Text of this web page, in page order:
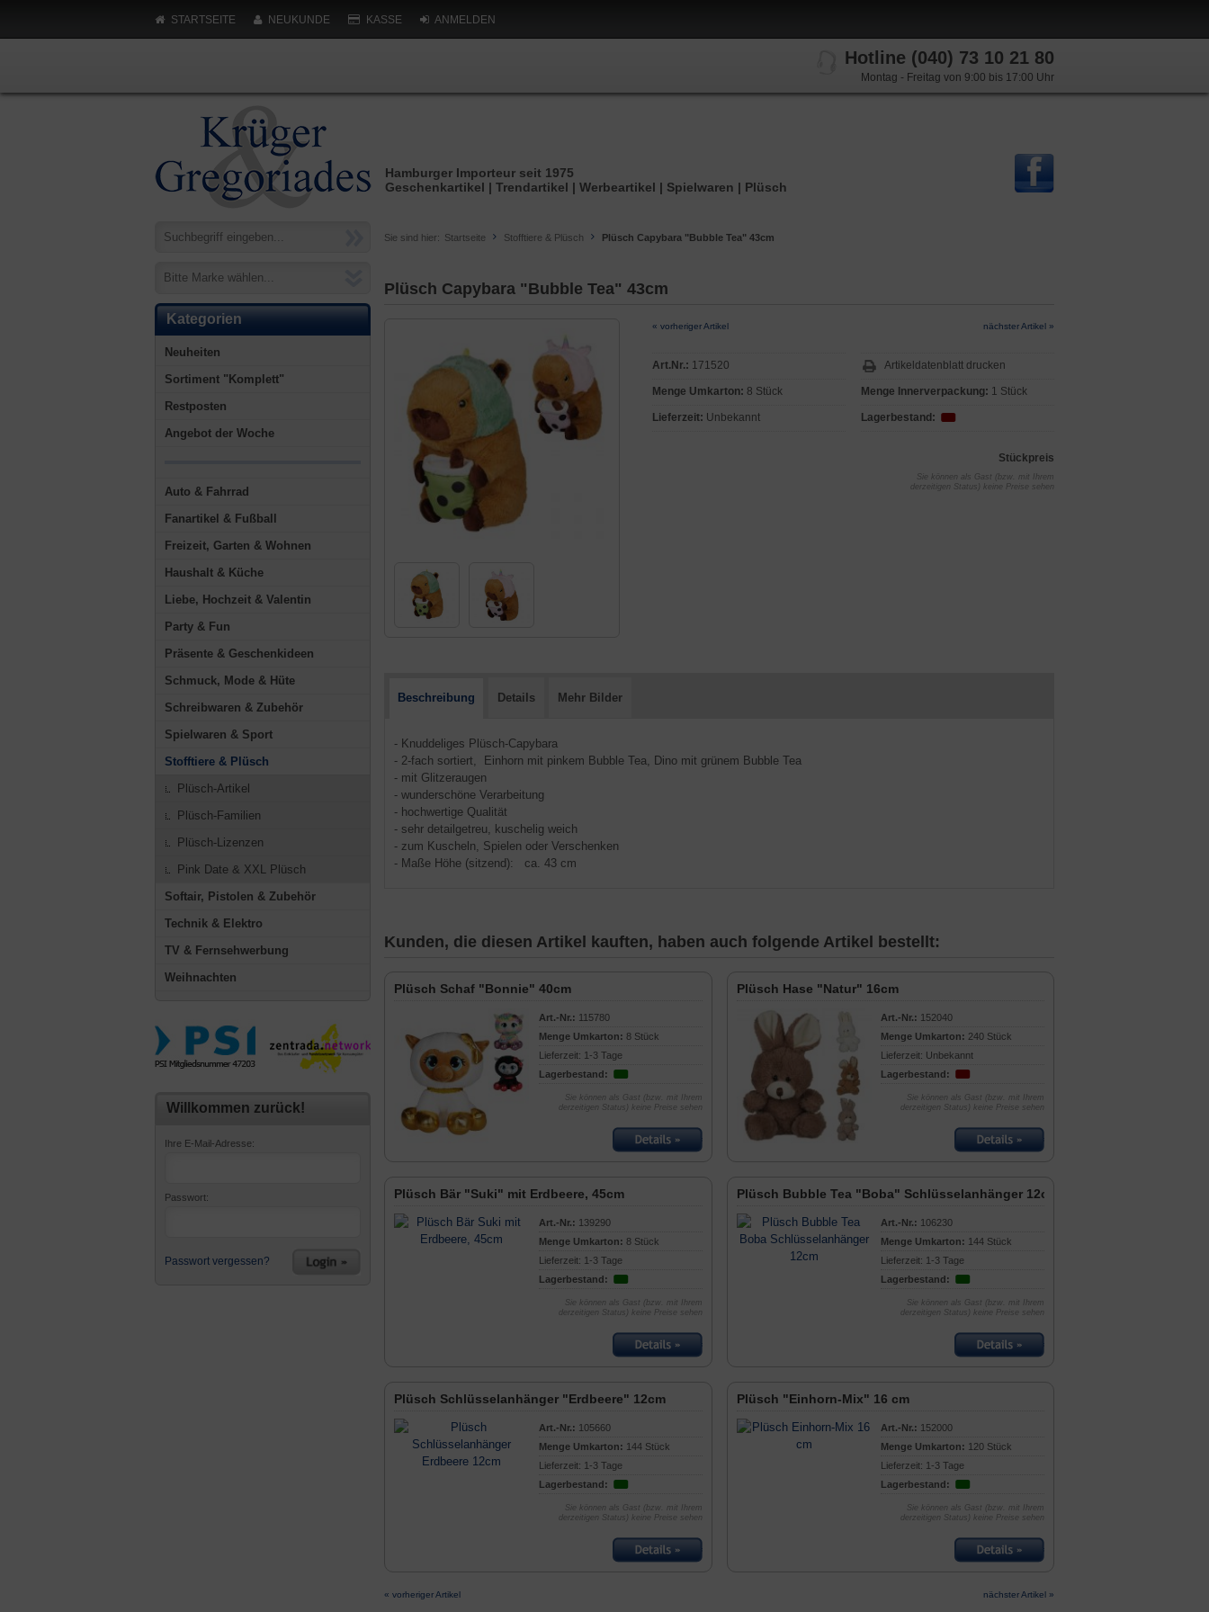
STARTSEITE NEUKUNDE KASSE ANMELDEN
Hotline (040) 73 10 21 80
Montag - Freitag von 9:00 bis 17:00 Uhr
Hamburger Importeur seit 1975
Geschenkartikel | Trendartikel | Werbeartikel | Spielwaren | Plüsch
Bitte Marke wählen...
Kategorien
Neuheiten
Sortiment "Komplett"
Restposten
Angebot der Woche
Auto & Fahrrad
Fanartikel & Fußball
Freizeit, Garten & Wohnen
Haushalt & Küche
Liebe, Hochzeit & Valentin
Party & Fun
Präsente & Geschenkideen
Schmuck, Mode & Hüte
Schreibwaren & Zubehör
Spielwaren & Sport
Stofftiere & Plüsch
Plüsch-Artikel
Plüsch-Familien
Plüsch-Lizenzen
Pink Date & XXL Plüsch
Softair, Pistolen & Zubehör
Technik & Elektro
TV & Fernsehwerbung
Weihnachten
Willkommen zurück!
Ihre E-Mail-Adresse:
Passwort:
Passwort vergessen?
Sie sind hier: Startseite Stofftiere & Plüsch Plüsch Capybara "Bubble Tea" 43cm
Plüsch Capybara "Bubble Tea" 43cm
« vorheriger Artikel nächster Artikel »
Art.Nr.: 171520
Menge Umkarton: 8 Stück
Lieferzeit: Unbekannt
Artikeldatenblatt drucken
Menge Innerverpackung: 1 Stück
Lagerbestand:
Stückpreis
Sie können als Gast (bzw. mit Ihrem
derzeitigen Status) keine Preise sehen
Beschreibung Details Mehr Bilder
- Knuddeliges Plüsch-Capybara
- 2-fach sortiert, Einhorn mit pinkem Bubble Tea, Dino mit grünem Bubble Tea
- mit Glitzeraugen
- wunderschöne Verarbeitung
- hochwertige Qualität
- sehr detailgetreu, kuschelig weich
- zum Kuscheln, Spielen oder Verschenken
- Maße Höhe (sitzend): ca. 43 cm
Kunden, die diesen Artikel kauften, haben auch folgende Artikel bestellt:
Plüsch Schaf "Bonnie" 40cm
Art.-Nr.: 115780
Menge Umkarton: 8 Stück
Lieferzeit: 1-3 Tage
Lagerbestand:
Sie können als Gast (bzw. mit Ihrem
derzeitigen Status) keine Preise sehen
Plüsch Hase "Natur" 16cm
Art.-Nr.: 152040
Menge Umkarton: 240 Stück
Lieferzeit: Unbekannt
Lagerbestand:
Sie können als Gast (bzw. mit Ihrem
derzeitigen Status) keine Preise sehen
Plüsch Bär "Suki" mit Erdbeere, 45cm
Art.-Nr.: 139290
Menge Umkarton: 8 Stück
Lieferzeit: 1-3 Tage
Lagerbestand:
Sie können als Gast (bzw. mit Ihrem
derzeitigen Status) keine Preise sehen
Plüsch Bubble Tea "Boba" Schlüsselanhänger 12cm
Art.-Nr.: 106230
Menge Umkarton: 144 Stück
Lieferzeit: 1-3 Tage
Lagerbestand:
Sie können als Gast (bzw. mit Ihrem
derzeitigen Status) keine Preise sehen
Plüsch Schlüsselanhänger "Erdbeere" 12cm
Art.-Nr.: 105660
Menge Umkarton: 144 Stück
Lieferzeit: 1-3 Tage
Lagerbestand:
Sie können als Gast (bzw. mit Ihrem
derzeitigen Status) keine Preise sehen
Plüsch "Einhorn-Mix" 16 cm
Art.-Nr.: 152000
Menge Umkarton: 120 Stück
Lieferzeit: 1-3 Tage
Lagerbestand:
Sie können als Gast (bzw. mit Ihrem
derzeitigen Status) keine Preise sehen
« vorheriger Artikel nächster Artikel »